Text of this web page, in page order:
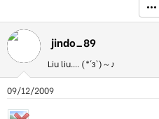
r
t
r
•••
jindo_89
Liu liu.... (*´з`)～♪
09/12/2009